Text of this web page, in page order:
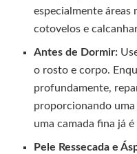
especialmente áreas
cotovelos e
Antes de Dormir:
o rosto e corpo.
profundamente,
proporcionando
uma camada fina já
Pele Ressecada e